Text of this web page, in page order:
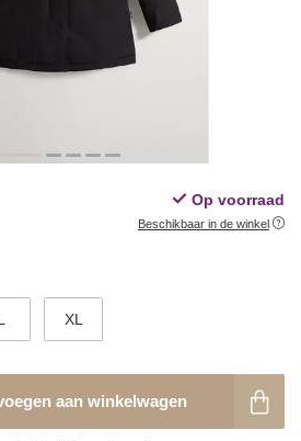
Op voorraad
Beschikbaar in de winkel
XL
aan winkelwagen